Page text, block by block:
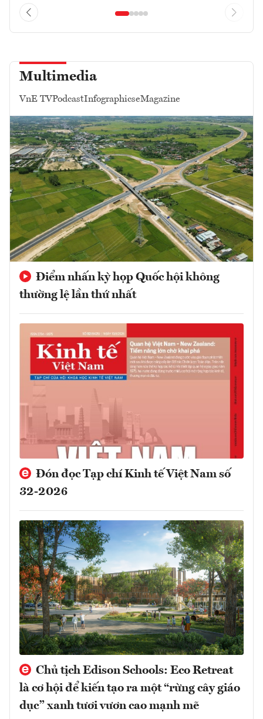
Multimedia
VnE TVPodcastInfographicseMagazine
Điểm nhấn kỳ họp Quốc hội không
thường lệ lần thứ nhất
Đón đọc Tạp chí Kinh tế Việt Nam số
32-2026
Chủ tịch Edison Schools: Eco Retreat
là cơ hội để kiến tạo ra một “rừng cây giáo
dục” xanh tươi vươn cao mạnh mẽ